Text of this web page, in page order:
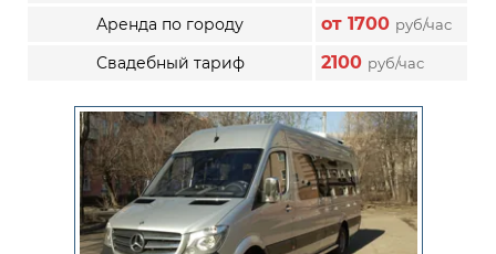
Аренда по городу от 1700 руб/час
Свадебный тариф 2100 руб/час